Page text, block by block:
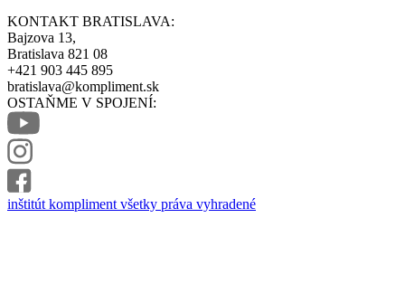
KONTAKT BRATISLAVA:
Bajzova 13,
Bratislava 821 08
+421 903 445 895
bratislava@kompliment.sk
OSTAŇME V SPOJENÍ:
inštitút kompliment všetky práva vyhradené